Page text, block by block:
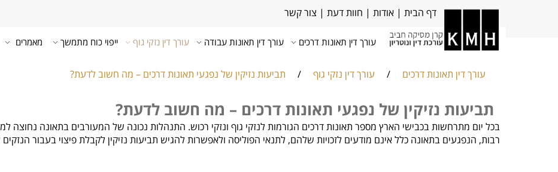
דף הבית | אודות | חוות דעת | צור קשר
עורך דין תאונות דרכים עורך דין תאונות עבודה עורך דין נזקי גוף ייפוי כוח מתמשך מאמרים
עורך דין תאונות דרכים / עורך דין נזקי גוף / תביעות נזיקין של נפגעי תאונות דרכים – מה חשוב לדעת?
תביעות נזיקין של נפגעי תאונות דרכים – מה חשוב לדעת?
בכל יום מתרחשות בכבישי הארץ מספר תאונות דרכים הגורמות לנזקי גוף ונזקי רכוש. התנהלות נכונה של המעורבים בתאונה נחוצה
רבות, הנפגעים בתאונה כלל אינם מודעים לזכויות שלהם, לתנאי הפוליסה ולאפשרות להגיש תביעות נזיקין לקבלת פיצוי בעבור